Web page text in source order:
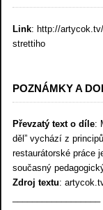
Link: http://
strettiho
POZNÁMKY A
Převzatý text o díle:
děl” vychází z
restaurátorské práce
současný
Zdroj textu: